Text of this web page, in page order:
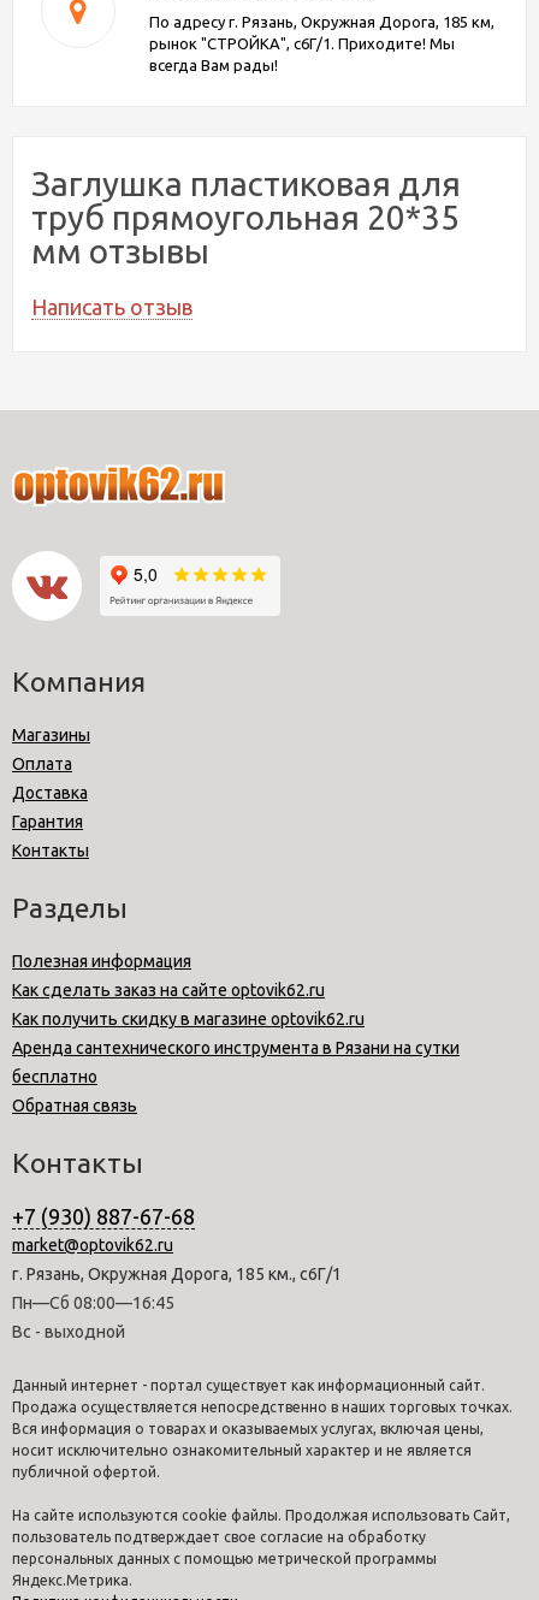
По адресу г. Рязань, Окружная Дорога, 185 км,
рынок "СТРОЙКА", с6Г/1. Приходите! Мы
всегда Вам рады!
Заглушка пластиковая для
труб прямоугольная 20*35
мм отзывы
Написать отзыв
Компания
Магазины
Оплата
Доставка
Гарантия
Контакты
Разделы
Полезная информация
Как сделать заказ на сайте optovik62.ru
Как получить скидку в магазине optovik62.ru
Аренда сантехнического инструмента в Рязани на сутки
бесплатно
Обратная связь
Контакты
+7 (930) 887-67-68
market@optovik62.ru
г. Рязань, Окружная Дорога, 185 км., с6Г/1
Пн—Сб 08:00—16:45
Вс - выходной
Данный интернет - портал существует как информационный сайт.
Продажа осуществляется непосредственно в наших торговых точках.
Вся информация о товарах и оказываемых услугах, включая цены,
носит исключительно ознакомительный характер и не является
публичной офертой.
На сайте используются cookie файлы. Продолжая использовать Сайт,
пользователь подтверждает свое согласие на обработку
персональных данных с помощью метрической программы
Яндекс.Метрика.